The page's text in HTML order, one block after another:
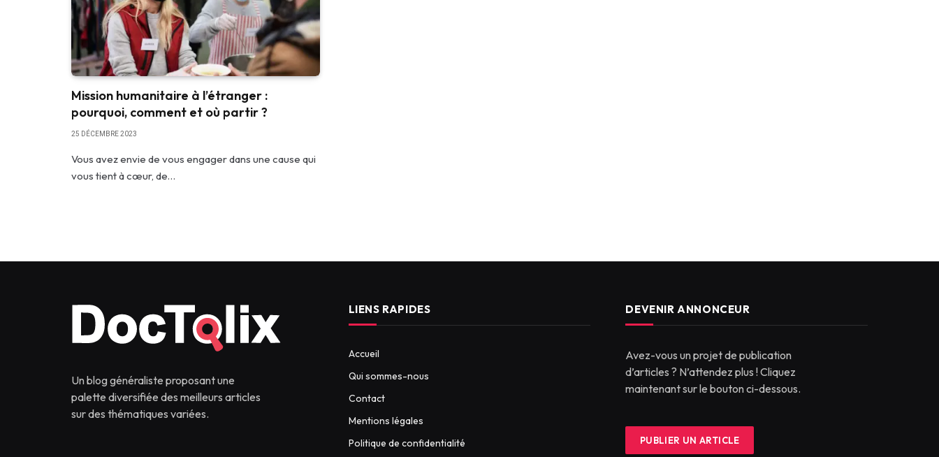
Mission humanitaire à l’étranger :
pourquoi, comment et où partir ?
25 DÉCEMBRE 2023
Vous avez envie de vous engager dans une cause qui
vous tient à cœur, de…
Un blog généraliste proposant une
palette diversifiée des meilleurs articles
sur des thématiques variées.
LIENS RAPIDES
Accueil
Qui sommes-nous
Contact
Mentions légales
Politique de confidentialité
DEVENIR ANNONCEUR
Avez-vous un projet de publication
d’articles ? N’attendez plus ! Cliquez
maintenant sur le bouton ci-dessous.
PUBLIER UN ARTICLE